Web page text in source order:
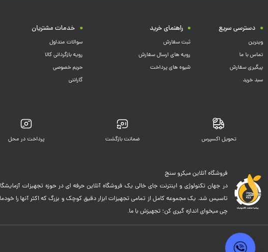
دسترسی سریع
ویترین
تماس با ما
پیگیری سفارش
سبد خرید
راهنمای خرید
ثبت سفارش
رویه های ارسال سفارش
شیوه های پرداخت
خدمات مشتریان
سوالات متداول
رویه بازگردانی کالا
حریم خصوصی
گارانتی
تحویل اکسپرس ضمانت بازگشت پرداخت در محل
فروشگاه آنلاین میکرو سنج
در جهان تکنولوژی و اینترنت جای خالی یک فروشگاه آنلاین حرفه ای در حوزه تجهیزات
تاسیس شد. یک مجموعه کامل از تمامی تجهیزات ابزار دقیق کوچک و بزرگ که اکثر آنها را
چی میخوای اندازه گیری کن؛ تجهیزش با ما.